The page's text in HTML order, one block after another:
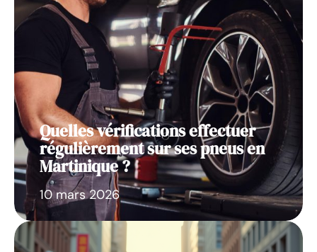
Quelles vérifications effectuer
régulièrement sur ses pneus en
Martinique ?
10 mars 2026